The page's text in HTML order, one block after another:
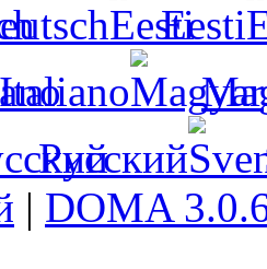
Eesti
Italiano
Русский
| DOMA